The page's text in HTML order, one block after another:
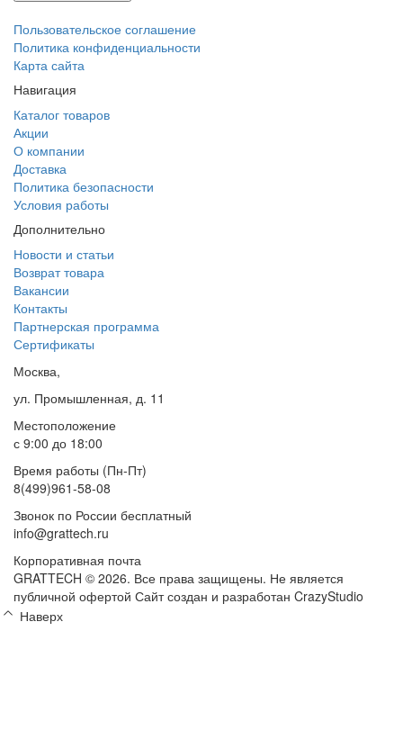
Пользовательское соглашение
Политика конфиденциальности
Карта сайта
Навигация
Каталог товаров
Акции
О компании
Доставка
Политика безопасности
Условия работы
Дополнительно
Новости и статьи
Возврат товара
Вакансии
Контакты
Партнерская программа
Сертификаты
Москва,
ул. Промышленная, д. 11
Местоположение
с 9:00 до 18:00
Время работы (Пн-Пт)
8(499)961-58-08
Звонок по России бесплатный
info@grattech.ru
Корпоративная почта
GRATTECH © 2026. Все права защищены. Не является
публичной офертой Сайт создан и разработан CrazyStudio
Наверх